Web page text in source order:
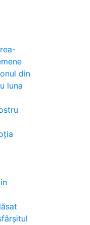
din
luna